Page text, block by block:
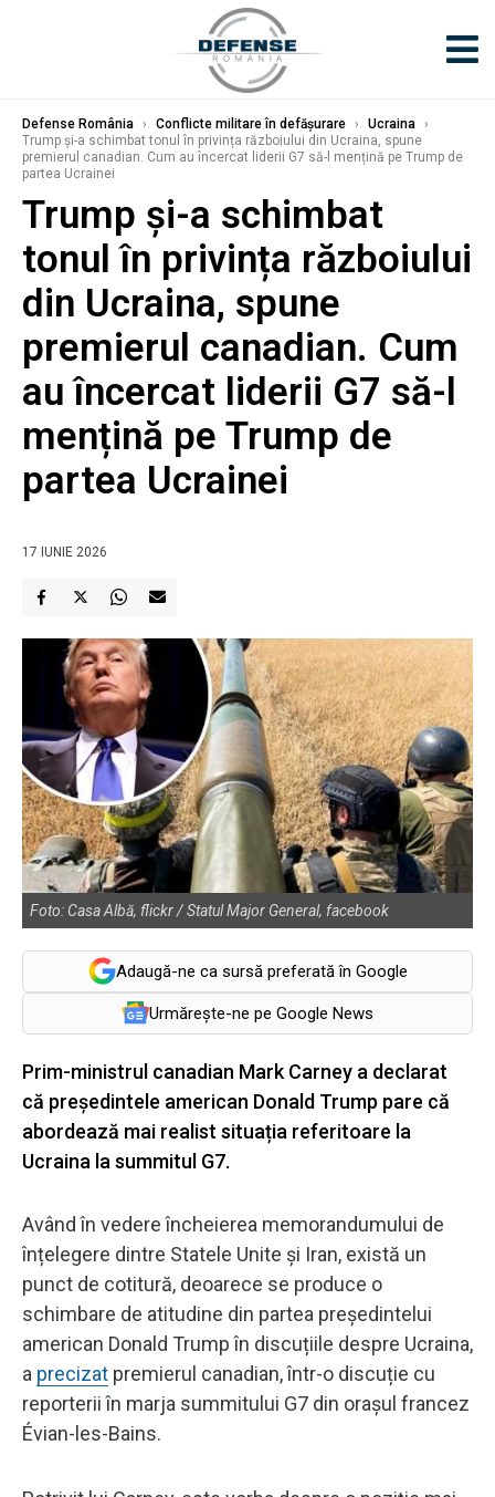
Defense România › Conflicte militare în defășurare › Ucraina ›
Trump și-a schimbat tonul în privința războiului din Ucraina, spune
premierul canadian. Cum au încercat liderii G7 să-l mențină pe Trump de
partea Ucrainei
Trump și-a schimbat
tonul în privința războiului
din Ucraina, spune
premierul canadian. Cum
au încercat liderii G7 să-l
mențină pe Trump de
partea Ucrainei
17 IUNIE 2026
Foto: Casa Albă, flickr / Statul Major General, facebook
Adaugă-ne ca sursă preferată în Google
Urmărește-ne pe Google News
Prim-ministrul canadian Mark Carney a declarat
că președintele american Donald Trump pare că
abordează mai realist situația referitoare la
Ucraina la summitul G7.
Având în vedere încheierea memorandumului de
înțelegere dintre Statele Unite și Iran, există un
punct de cotitură, deoarece se produce o
schimbare de atitudine din partea președintelui
american Donald Trump în discuțiile despre Ucraina,
a precizat premierul canadian, într-o discuție cu
reporterii în marja summitului G7 din orașul francez
Évian-les-Bains.